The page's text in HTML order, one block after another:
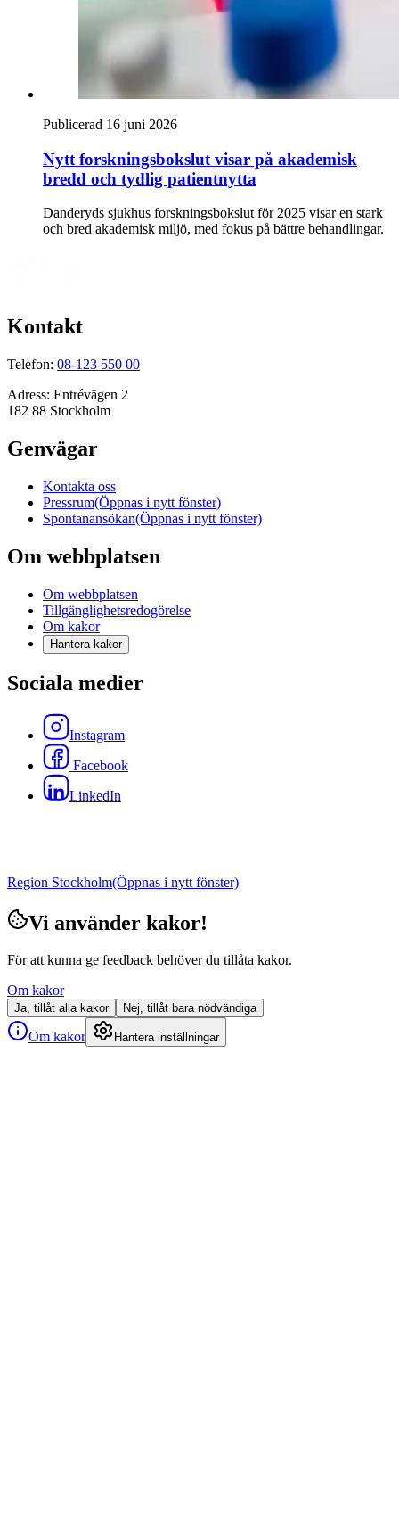
Publicerad 16 juni 2026
Nytt forskningsbokslut visar på akademisk
bredd och tydlig patientnytta
Danderyds sjukhus forskningsbokslut för 2025 visar en stark
och bred akademisk miljö, med fokus på bättre behandlingar.
Kontakt
Telefon: 08-123 550 00
Adress: Entrévägen 2
182 88 Stockholm
Genvägar
Kontakta oss
Pressrum(Öppnas i nytt fönster)
Spontanansökan(Öppnas i nytt fönster)
Om webbplatsen
Om webbplatsen
Tillgänglighetsredogörelse
Om kakor
Hantera kakor
Sociala medier
Instagram
Facebook
LinkedIn
Region Stockholm(Öppnas i nytt fönster)
Vi använder kakor!
För att kunna ge feedback behöver du tillåta kakor.
Om kakor
Ja, tillåt alla kakor Nej, tillåt bara nödvändiga
Om kakor Hantera inställningar